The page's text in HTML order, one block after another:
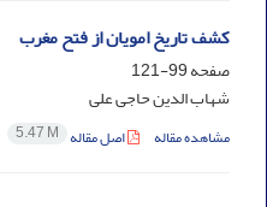
کشف تاریخ امویان از فتح مغرب
صفحه99-121
شهاب الدین حاجی علی
مشاهده مقاله اصل مقاله 5.47 M